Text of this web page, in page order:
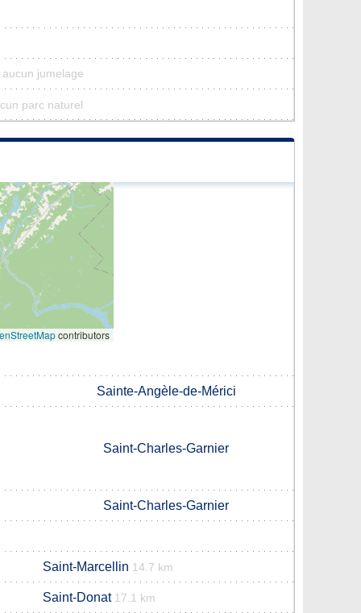
jumelage
parc naturel
contributors
Sainte-Angèle-de-Mérici
Saint-Charles-Garnier
Saint-Charles-Garnier
Saint-Marcellin 14.7 km
Saint-Donat 17.1 km